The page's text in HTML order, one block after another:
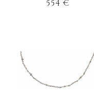
554 €